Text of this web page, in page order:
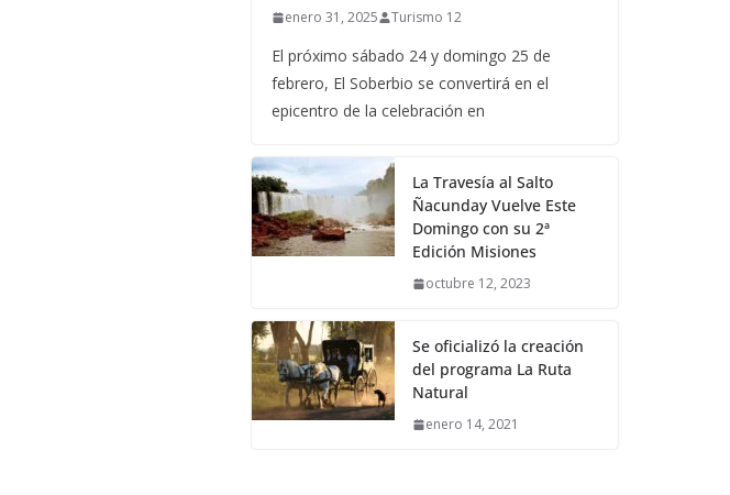
enero 31, 2025 Turismo 12
El próximo sábado 24 y domingo 25 de
febrero, El Soberbio se convertirá en el
epicentro de la celebración en
La Travesía al Salto
Ñacunday Vuelve Este
Domingo con su 2ª
Edición Misiones
octubre 12, 2023
Se oficializó la creación
del programa La Ruta
Natural
enero 14, 2021